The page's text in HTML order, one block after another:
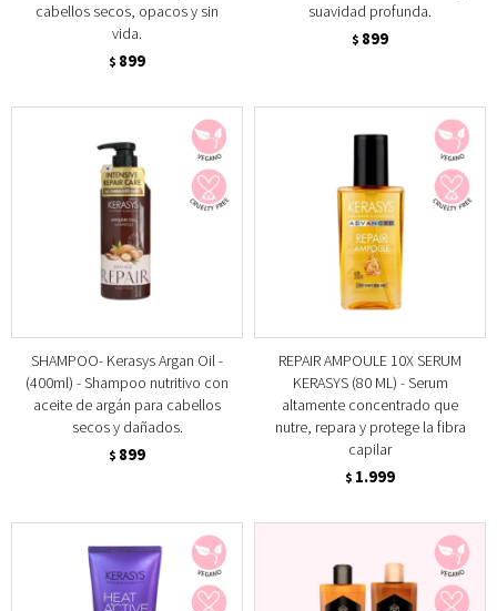
cabellos secos, opacos y sin
vida.
$ 899
suavidad profunda.
$ 899
SHAMPOO- Kerasys Argan Oil -
(400ml) - Shampoo nutritivo con
aceite de argán para cabellos
secos y dañados.
$ 899
REPAIR AMPOULE 10X SERUM
KERASYS (80 ML) - Serum
altamente concentrado que
nutre, repara y protege la fibra
capilar
$ 1.999